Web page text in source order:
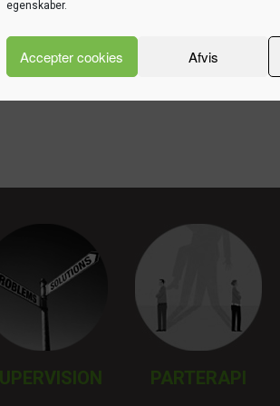
egenskaber.
Accepter cookies Afvis
PARTERAPI